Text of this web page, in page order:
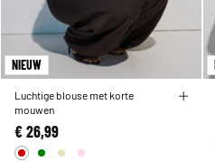
NIEUW
Luchtige blouse met korte
mouwen
€ 26,99